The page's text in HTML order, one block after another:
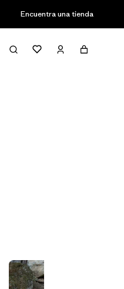
Encuentra una tienda
Filter & Sort